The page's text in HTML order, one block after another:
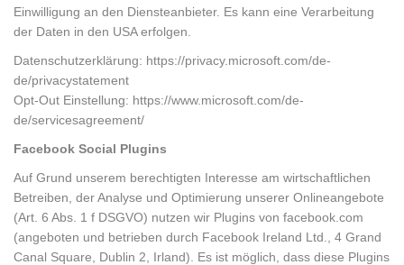
Einwilligung an den Diensteanbieter. Es kann eine Verarbeitung
der Daten in den USA erfolgen.
Datenschutzerklärung: https://privacy.microsoft.com/de-
de/privacystatement
Opt-Out Einstellung: https://www.microsoft.com/de-
de/servicesagreement/
Facebook Social Plugins
Auf Grund unserem berechtigten Interesse am wirtschaftlichen
Betreiben, der Analyse und Optimierung unserer Onlineangebote
(Art. 6 Abs. 1 f DSGVO) nutzen wir Plugins von facebook.com
(angeboten und betrieben durch Facebook Ireland Ltd., 4 Grand
Canal Square, Dublin 2, Irland). Es ist möglich, dass diese Plugins